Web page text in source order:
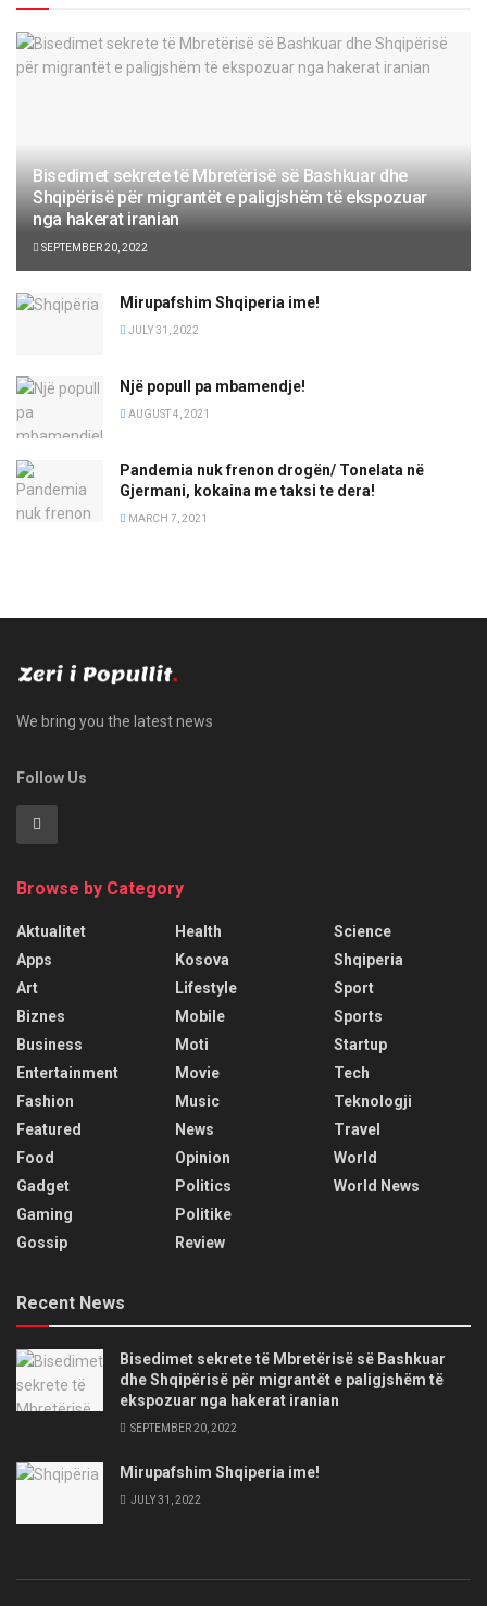
Bisedimet sekrete të Mbretërisë së Bashkuar dhe
Shqipërisë për migrantët e paligjshëm të ekspozuar
nga hakerat iranian
SEPTEMBER 20, 2022
Mirupafshim Shqiperia ime!
JULY 31, 2022
Një popull pa mbamendje!
AUGUST 4, 2021
Pandemia nuk frenon drogën/ Tonelata në
Gjermani, kokaina me taksi te dera!
MARCH 7, 2021
We bring you the latest news
Follow Us
Browse by Category
Aktualitet
Apps
Art
Biznes
Business
Entertainment
Fashion
Featured
Food
Gadget
Gaming
Gossip
Health
Kosova
Lifestyle
Mobile
Moti
Movie
Music
News
Opinion
Politics
Politike
Review
Science
Shqiperia
Sport
Sports
Startup
Tech
Teknologji
Travel
World
World News
Recent News
Bisedimet sekrete të Mbretërisë së Bashkuar
dhe Shqipërisë për migrantët e paligjshëm të
ekspozuar nga hakerat iranian
SEPTEMBER 20, 2022
Mirupafshim Shqiperia ime!
JULY 31, 2022